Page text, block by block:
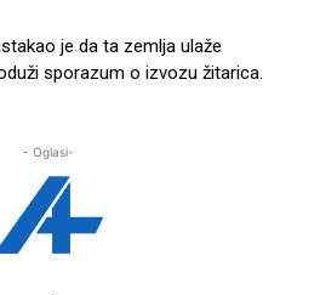
je da ta zemlja ulaže
sporazum o izvozu žitarica.
- Oglasi-